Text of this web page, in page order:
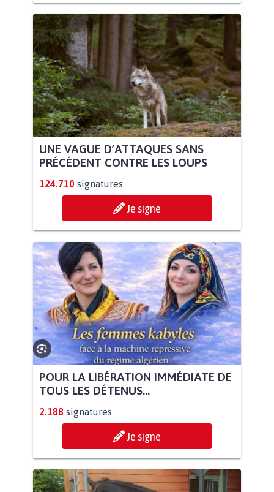
UNE VAGUE D’ATTAQUES SANS
PRÉCÉDENT CONTRE LES LOUPS
124.710 signatures
Je signe
POUR LA LIBÉRATION IMMÉDIATE DE
TOUS LES DÉTENUS...
2.188 signatures
Je signe